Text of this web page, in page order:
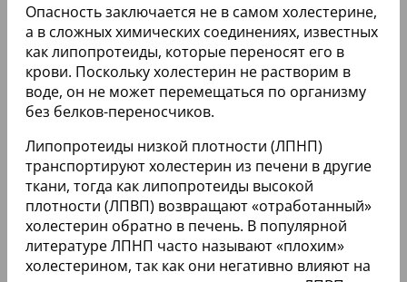
Опасность заключается не в самом холестерине,
а в сложных химических соединениях, известных
как липопротеиды, которые переносят его в
крови. Поскольку холестерин не растворим в
воде, он не может перемещаться по организму
без белков-переносчиков.
Липопротеиды низкой плотности (ЛПНП)
транспортируют холестерин из печени в другие
ткани, тогда как липопротеиды высокой
плотности (ЛПВП) возвращают «отработанный»
холестерин обратно в печень. В популярной
литературе ЛПНП часто называют «плохим»
холестерином, так как они негативно влияют на